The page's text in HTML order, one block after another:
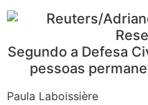
Segundo a Defesa
pessoas
Paula Laboissière